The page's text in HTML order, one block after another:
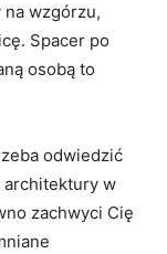
na wzgórzu,
Spacer po
osobą to
odwiedzić
architektury w
zachwyci Cię